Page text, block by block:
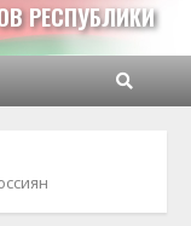
РЕСПУБЛИКИ